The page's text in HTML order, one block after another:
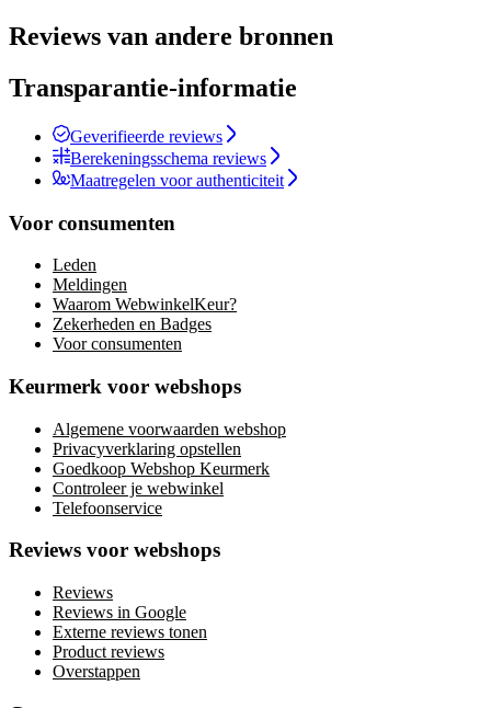
Reviews van andere bronnen
Transparantie-informatie
Geverifieerde reviews
Berekeningsschema reviews
Maatregelen voor authenticiteit
Voor consumenten
Leden
Meldingen
Waarom WebwinkelKeur?
Zekerheden en Badges
Voor consumenten
Keurmerk voor webshops
Algemene voorwaarden webshop
Privacyverklaring opstellen
Goedkoop Webshop Keurmerk
Controleer je webwinkel
Telefoonservice
Reviews voor webshops
Reviews
Reviews in Google
Externe reviews tonen
Product reviews
Overstappen